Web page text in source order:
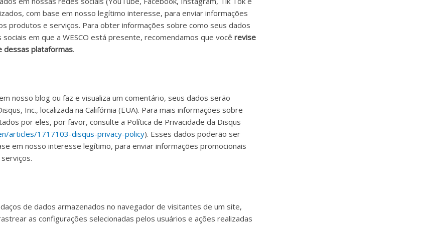
com base em nosso legítimo interesse, para enviar informações
produtos e serviços. Para obter informações sobre como seus dados
em que a WESCO está presente, recomendamos que você revise
dessas plataformas.
nosso blog ou faz e visualiza um comentário, seus dados serão
Inc., localizada na Califórnia (EUA). Para mais informações sobre
por eles, por favor, consulte a Política de Privacidade da Disqus
articles/1717103-disqus-privacy-policy). Esses dados poderão ser
em nosso interesse legítimo, para enviar informações promocionais
de dados armazenados no navegador de visitantes de um site,
as configurações selecionadas pelos usuários e ações realizadas